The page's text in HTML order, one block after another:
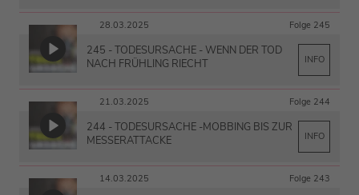
28.03.2025 Folge 245
245 - TODESURSACHE - WENN DER TOD
NACH FRÜHLING RIECHT
INFO
21.03.2025 Folge 244
244 - TODESURSACHE -MOBBING BIS ZUR
MESSERATTACKE
INFO
14.03.2025 Folge 243